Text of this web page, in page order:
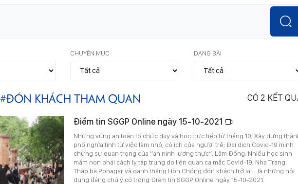
CHUYÊN MỤC DẠNG BÀI
#ĐÓN KHÁCH THAM QUAN CÓ 2 KẾT
Điểm tin SGGP Online ngày 15-10-2021
Những vùng an toàn tổ chức dạy và học trực tiếp từ tháng 10; Xây dựng
phố nghĩa tình từ việc làm nhỏ, có ích của người trẻ; Đại dịch Covid-19 minh
chứng sự quan trọng của “an ninh lương thực“; Lâm Đồng: Nhiều học sinh
mầm non phải cách ly tập trung do liên quan ca mắc Covid-19; Nha Trang:
Tháp bà Ponagar và danh thắng Hòn Chồng đón khách trở lại… là những nội
dung đáng chú ý có trong Điểm tin SGGP Online ngày 15-10-2021.